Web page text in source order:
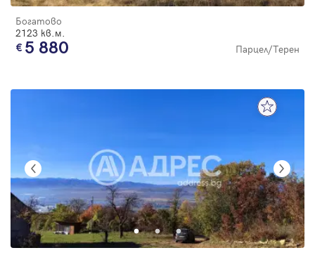
Богатово
2123 кв.м.
5 880 Парцел/Терен